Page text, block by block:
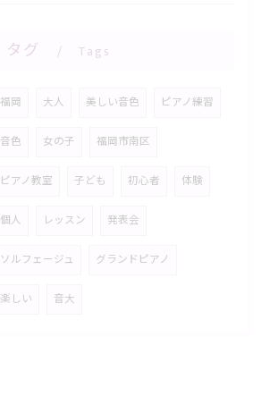
タグ Tags
福岡 大人 美しい音色 ピアノ練習
音色 女の子 福岡市南区
ピアノ教室 子ども 初心者 体験
個人 レッスン 発表会
ソルフェージュ グランドピアノ
楽しい 音大